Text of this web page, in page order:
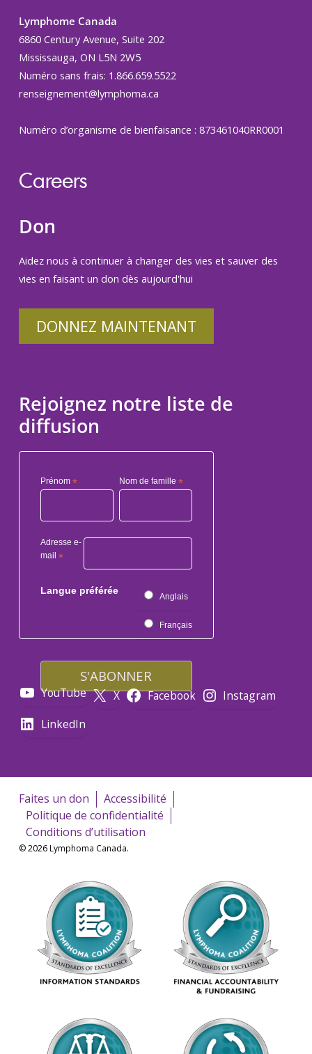
Lymphome Canada
6860 Century Avenue, Suite 202
Mississauga, ON L5N 2W5
Numéro sans frais: 1.866.659.5522
renseignement@lymphoma.ca
Numéro d’organisme de bienfaisance : 873461040RR0001
Careers
Don
Aidez nous à continuer à changer des vies et sauver des
vies en faisant un don dès aujourd'hui
DONNEZ MAINTENANT
Rejoignez notre liste de
diffusion
Prénom * Nom de famille*
Adresse e-
mail *
Langue préférée
Anglais
Français
YouTube X Facebook
Instagram
LinkedIn
Faites un don
Accessibilité
Politique de confidentialité
Conditions d’utilisation
© 2026 Lymphoma Canada.